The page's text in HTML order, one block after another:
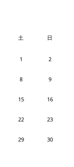
土 日
1 2
8 9
15 16
22 23
29 30